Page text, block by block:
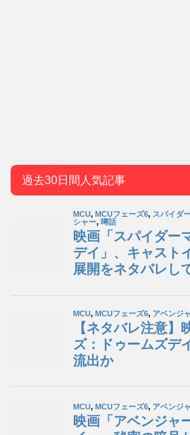
過去30日間人気記事